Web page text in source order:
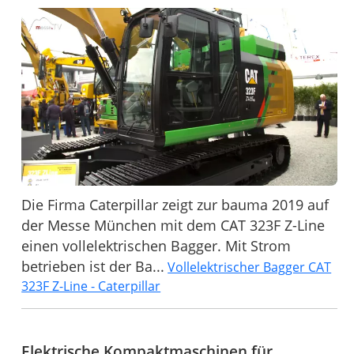
Die Firma Caterpillar zeigt zur bauma 2019 auf
der Messe München mit dem CAT 323F Z-Line
einen vollelektrischen Bagger. Mit Strom
betrieben ist der Ba... Vollelektrischer Bagger CAT
323F Z-Line - Caterpillar